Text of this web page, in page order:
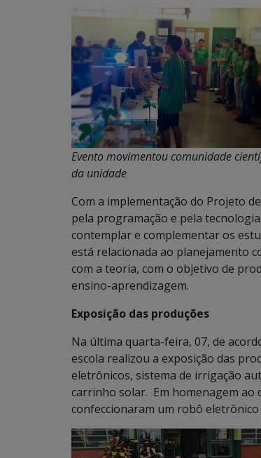
Evento movimentou comunidade
da unidade
Com a implementação do Projeto
pela programação e pela
contemplar e complementar os
está relacionada ao planejamento
com a teoria, com o objetivo de
ensino-aprendizagem.
Exposição das produções
Na última quarta-feira, 07, de
escola realizou a exposição das
eletrônicos, sistema de irrigação
carrinho solar. Em homenagem ao
confeccionaram um robô